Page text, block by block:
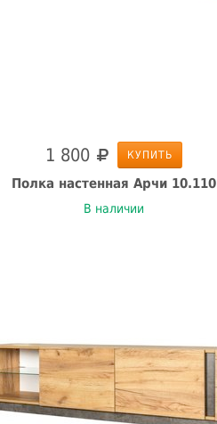
1 800 КУПИТЬ
Полка настенная Арчи 10.110
В наличии